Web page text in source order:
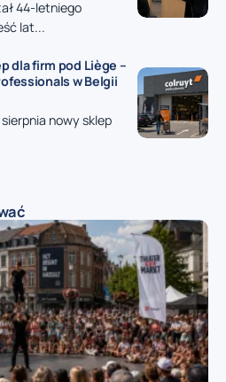
44-letniego
lat...
dla firm pod Liège –
w Belgii
nowy sklep